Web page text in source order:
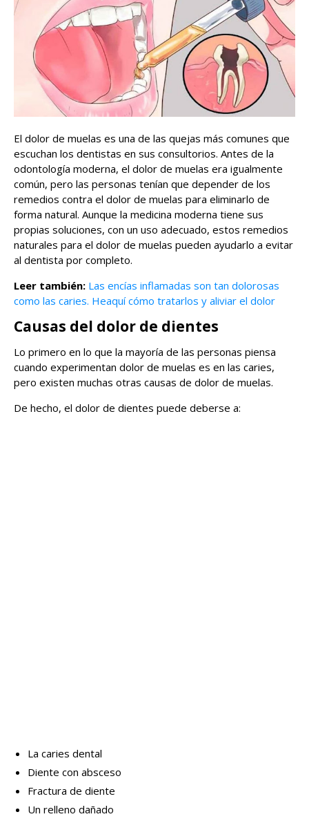
El dolor de muelas es una de las quejas más comunes que
escuchan los dentistas en sus consultorios. Antes de la
odontología moderna, el dolor de muelas era igualmente
común, pero las personas tenían que depender de los
remedios contra el dolor de muelas para eliminarlo de
forma natural. Aunque la medicina moderna tiene sus
propias soluciones, con un uso adecuado, estos remedios
naturales para el dolor de muelas pueden ayudarlo a evitar
al dentista por completo.
Leer también: Las encías inflamadas son tan dolorosas
como las caries. Heaquí cómo tratarlos y aliviar el dolor
Causas del dolor de dientes
Lo primero en lo que la mayoría de las personas piensa
cuando experimentan dolor de muelas es en las caries,
pero existen muchas otras causas de dolor de muelas.
De hecho, el dolor de dientes puede deberse a:
La caries dental
Diente con absceso
Fractura de diente
Un relleno dañado